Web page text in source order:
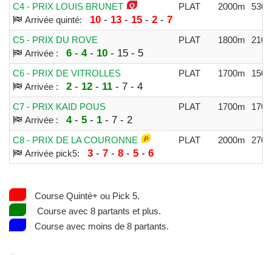
C4 - PRIX LOUIS BRUNET
Arrivée quinté:
10- 13- 15- 2- 7
PLAT 2000m
C5 - PRIX DU ROVE
Arrivée :
6- 4- 10- 15 - 5
PLAT 1800m
C6 - PRIX DE VITROLLES
Arrivée :
2- 12- 11 - 7 - 4
PLAT 1700m
C7 - PRIX KAID POUS
Arrivée :
4- 5- 1 - 7 - 2
PLAT 1700m
C8 - PRIX DE LA COURONNE
Arrivée pick5:
3- 7- 8- 5- 6
PLAT 2000m
Course Quinté+ ou Pick 5.
Course avec 8 partants et plus.
Course avec moins de 8 partants.